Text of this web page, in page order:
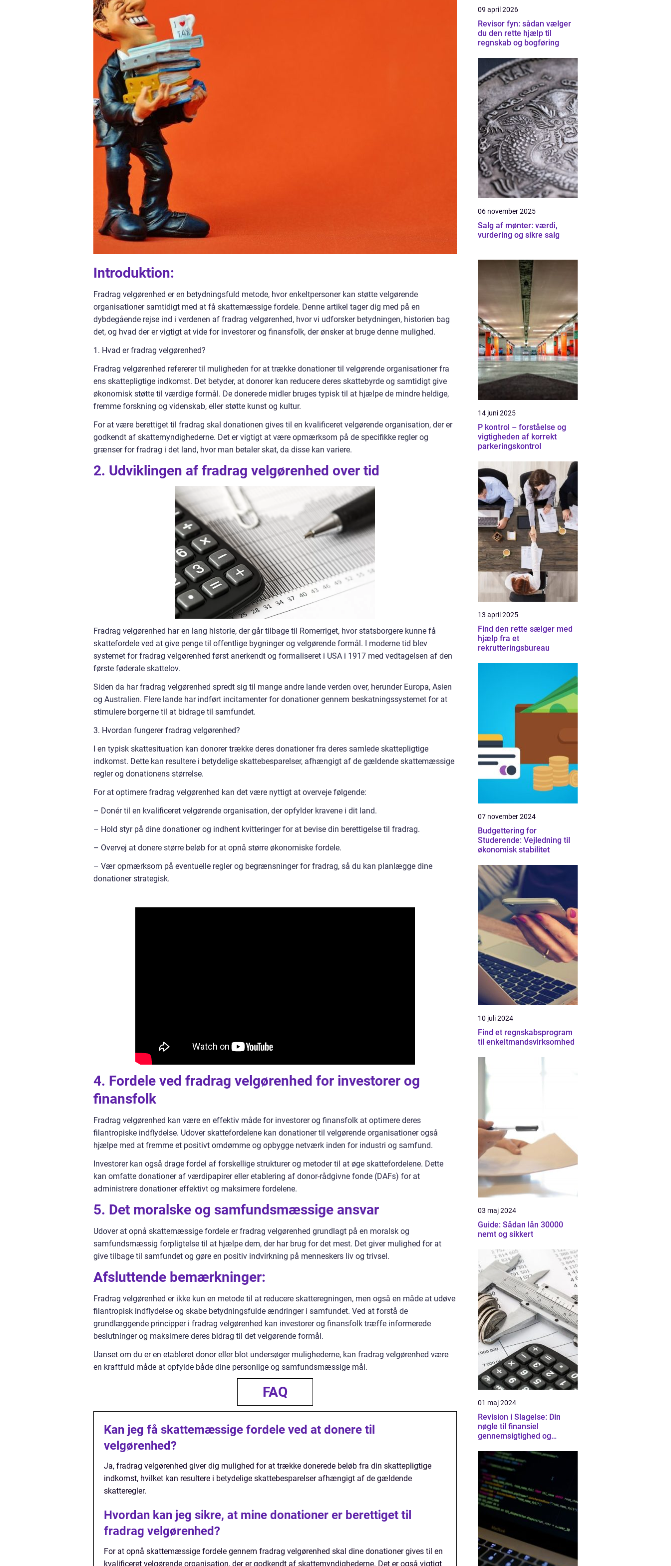
Introduktion:
Fradrag velgørenhed er en betydningsfuld metode, hvor enkeltpersoner kan støtte velgørende
organisationer samtidigt med at få skattemæssige fordele. Denne artikel tager dig med på en
dybdegående rejse ind i verdenen af fradrag velgørenhed, hvor vi udforsker betydningen, historien bag
det, og hvad der er vigtigt at vide for investorer og finansfolk, der ønsker at bruge denne mulighed.
1. Hvad er fradrag velgørenhed?
Fradrag velgørenhed refererer til muligheden for at trække donationer til velgørende organisationer fra
ens skattepligtige indkomst. Det betyder, at donorer kan reducere deres skattebyrde og samtidigt give
økonomisk støtte til værdige formål. De donerede midler bruges typisk til at hjælpe de mindre heldige,
fremme forskning og videnskab, eller støtte kunst og kultur.
For at være berettiget til fradrag skal donationen gives til en kvalificeret velgørende organisation, der er
godkendt af skattemyndighederne. Det er vigtigt at være opmærksom på de specifikke regler og
grænser for fradrag i det land, hvor man betaler skat, da disse kan variere.
2. Udviklingen af fradrag velgørenhed over tid
Fradrag velgørenhed har en lang historie, der går tilbage til Romerriget, hvor statsborgere kunne få
skattefordele ved at give penge til offentlige bygninger og velgørende formål. I moderne tid blev
systemet for fradrag velgørenhed først anerkendt og formaliseret i USA i 1917 med vedtagelsen af den
første føderale skattelov.
Siden da har fradrag velgørenhed spredt sig til mange andre lande verden over, herunder Europa, Asien
og Australien. Flere lande har indført incitamenter for donationer gennem beskatningssystemet for at
stimulere borgerne til at bidrage til samfundet.
3. Hvordan fungerer fradrag velgørenhed?
I en typisk skattesituation kan donorer trække deres donationer fra deres samlede skattepligtige
indkomst. Dette kan resultere i betydelige skattebesparelser, afhængigt af de gældende skattemæssige
regler og donationens størrelse.
For at optimere fradrag velgørenhed kan det være nyttigt at overveje følgende:
– Donér til en kvalificeret velgørende organisation, der opfylder kravene i dit land.
– Hold styr på dine donationer og indhent kvitteringer for at bevise din berettigelse til fradrag.
– Overvej at donere større beløb for at opnå større økonomiske fordele.
– Vær opmærksom på eventuelle regler og begrænsninger for fradrag, så du kan planlægge dine
donationer strategisk.
4. Fordele ved fradrag velgørenhed for investorer og
finansfolk
Fradrag velgørenhed kan være en effektiv måde for investorer og finansfolk at optimere deres
filantropiske indflydelse. Udover skattefordelene kan donationer til velgørende organisationer også
hjælpe med at fremme et positivt omdømme og opbygge netværk inden for industri og samfund.
Investorer kan også drage fordel af forskellige strukturer og metoder til at øge skattefordelene. Dette
kan omfatte donationer af værdipapirer eller etablering af donor-rådgivne fonde (DAFs) for at
administrere donationer effektivt og maksimere fordelene.
5. Det moralske og samfundsmæssige ansvar
Udover at opnå skattemæssige fordele er fradrag velgørenhed grundlagt på en moralsk og
samfundsmæssig forpligtelse til at hjælpe dem, der har brug for det mest. Det giver mulighed for at
give tilbage til samfundet og gøre en positiv indvirkning på menneskers liv og trivsel.
Afsluttende bemærkninger:
Fradrag velgørenhed er ikke kun en metode til at reducere skatteregningen, men også en måde at udøve
filantropisk indflydelse og skabe betydningsfulde ændringer i samfundet. Ved at forstå de
grundlæggende principper i fradrag velgørenhed kan investorer og finansfolk træffe informerede
beslutninger og maksimere deres bidrag til det velgørende formål.
Uanset om du er en etableret donor eller blot undersøger mulighederne, kan fradrag velgørenhed være
en kraftfuld måde at opfylde både dine personlige og samfundsmæssige mål.
FAQ
Kan jeg få skattemæssige fordele ved at donere til
velgørenhed?
Ja, fradrag velgørenhed giver dig mulighed for at trække donerede beløb fra din skattepligtige
indkomst, hvilket kan resultere i betydelige skattebesparelser afhængigt af de gældende
skatteregler.
Hvordan kan jeg sikre, at mine donationer er berettiget til
fradrag velgørenhed?
For at opnå skattemæssige fordele gennem fradrag velgørenhed skal dine donationer gives til en
kvalificeret velgørende organisation, der er godkendt af skattemyndighederne. Det er også vigtigt
09 april 2026
Revisor fyn: sådan vælger
du den rette hjælp til
regnskab og bogføring
06 november 2025
Salg af mønter: værdi,
vurdering og sikre salg
14 juni 2025
P kontrol – forståelse og
vigtigheden af korrekt
parkeringskontrol
13 april 2025
Find den rette sælger med
hjælp fra et
rekrutteringsbureau
07 november 2024
Budgettering for
Studerende: Vejledning til
økonomisk stabilitet
10 juli 2024
Find et regnskabsprogram
til enkeltmandsvirksomhed
03 maj 2024
Guide: Sådan lån 30000
nemt og sikkert
01 maj 2024
Revision i Slagelse: Din
nøgle til finansiel
gennemsigtighed og